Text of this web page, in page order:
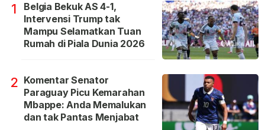
1
Belgia Bekuk AS 4-1,
Intervensi Trump tak
Mampu Selamatkan Tuan
Rumah di Piala Dunia 2026
2 Komentar Senator
Paraguay Picu Kemarahan
Mbappe: Anda Memalukan
dan tak Pantas Menjabat